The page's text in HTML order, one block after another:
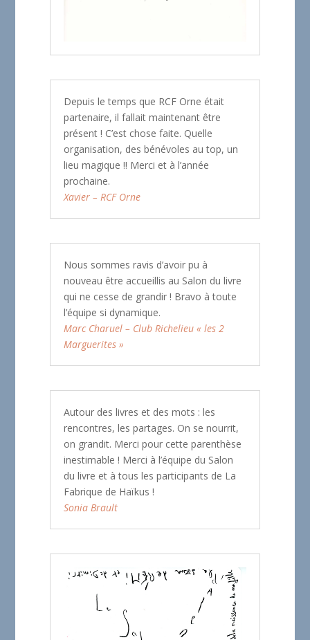
Depuis le temps que RCF Orne était
partenaire, il fallait maintenant être
présent ! C’est chose faite. Quelle
organisation, des bénévoles au top, un
lieu magique !! Merci et à l’année
prochaine.
Xavier – RCF Orne
Nous sommes ravis d’avoir pu à
nouveau être accueillis au Salon du livre
qui ne cesse de grandir ! Bravo à toute
l’équipe si dynamique.
Marc Charuel – Club Richelieu « les 2
Marguerites »
Autour des livres et des mots : les
rencontres, les partages. On se nourrit,
on grandit. Merci pour cette parenthèse
inestimable ! Merci à l’équipe du Salon
du livre et à tous les participants de La
Fabrique de Haïkus !
Sonia Brault